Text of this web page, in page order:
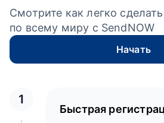
Смотрите как легко
по всему миру с SendNOW
Начать
1
Быстрая